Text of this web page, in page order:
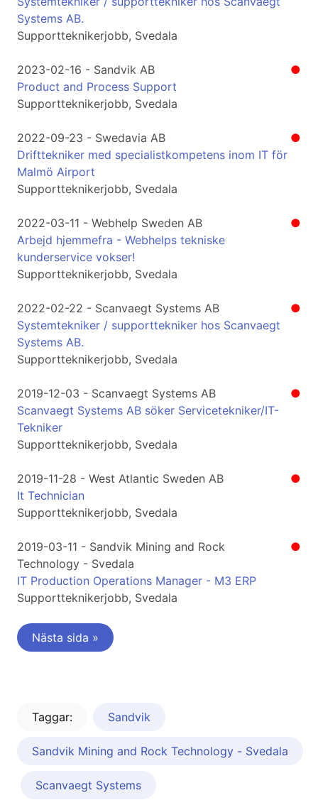
Systems AB.
Supportteknikerjobb, Svedala
●
2023-02-16 - Sandvik AB
Product and Process Support
Supportteknikerjobb, Svedala
●
2022-09-23 - Swedavia AB
Drifttekniker med specialistkompetens inom IT för
Malmö Airport
Supportteknikerjobb, Svedala
●
2022-03-11 - Webhelp Sweden AB
Arbejd hjemmefra - Webhelps tekniske
kunderservice vokser!
Supportteknikerjobb, Svedala
●
2022-02-22 - Scanvaegt Systems AB
Systemtekniker / supporttekniker hos Scanvaegt
Systems AB.
Supportteknikerjobb, Svedala
●
2019-12-03 - Scanvaegt Systems AB
Scanvaegt Systems AB söker Servicetekniker/IT-
Tekniker
Supportteknikerjobb, Svedala
●
2019-11-28 - West Atlantic Sweden AB
It Technician
Supportteknikerjobb, Svedala
●
2019-03-11 - Sandvik Mining and Rock
Technology - Svedala
IT Production Operations Manager - M3 ERP
Supportteknikerjobb, Svedala
Nästa sida »
Taggar: Sandvik
Sandvik Mining and Rock Technology - Svedala
Scanvaegt Systems